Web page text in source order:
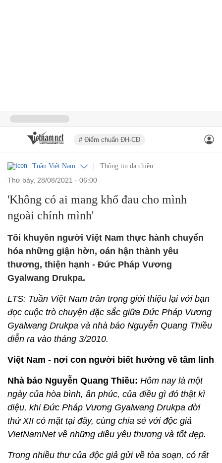
# Điểm chuẩn ĐH-CĐ
Tuần Việt Nam Thông tin đa chiều
thứ bảy, 28/08/2021 - 06:00
'Không có ai mang khổ đau cho mình
ngoài chính mình'
Tôi khuyên người Việt Nam thực hành chuyển
hóa những giận hờn, oán hận thành yêu
thương, thiện hạnh - Đức Pháp Vương
Gyalwang Drukpa.
LTS: Tuần Việt Nam trân trọng giới thiệu lại với bạn
đọc cuộc trò chuyện đặc sắc giữa Đức Pháp Vương
Gyalwang Drukpa và nhà báo Nguyễn Quang Thiều
diễn ra vào tháng 3/2010.
Việt Nam - nơi con người biết hướng về tâm linh
Nhà báo Nguyễn Quang Thiều: Hôm nay là một
ngày của hòa bình, ân phúc, của điều gì đó thật kì
diệu, khi Đức Pháp Vương Gyalwang Drukpa đời
thứ XII có mặt tại đây, cùng chia sẻ với độc giả
VietNamNet về những điều yêu thương và tốt đẹp.
Trong nhiều thư của độc giả gửi về tòa soạn, có rất